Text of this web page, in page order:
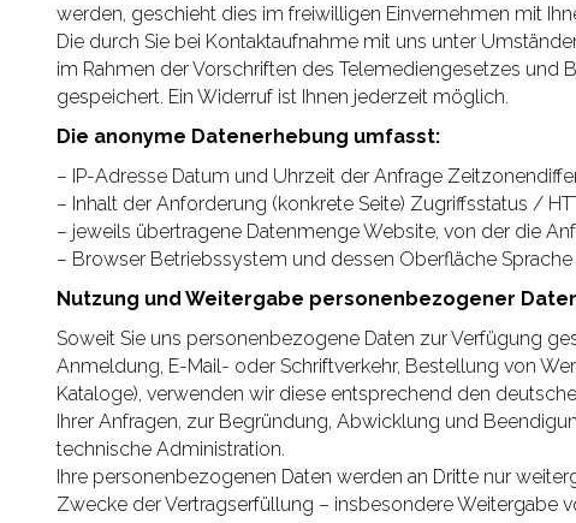
werden, geschieht dies im freiwilligen Einvernehmen mit
Die durch Sie bei Kontaktaufnahme mit uns unter
im Rahmen der Vorschriften des Telemediengesetzes
gespeichert. Ein Widerruf ist Ihnen jederzeit möglich.
Die anonyme Datenerhebung umfasst:
– IP-Adresse Datum und Uhrzeit der Anfrage
– Inhalt der Anforderung (konkrete Seite) Zugriffsstatus /
– jeweils übertragene Datenmenge Website, von der die
– Browser Betriebssystem und dessen Oberfläche
Nutzung und Weitergabe personenbezogener
Soweit Sie uns personenbezogene Daten zur Verfügung
Anmeldung, E-Mail- oder Schriftverkehr, Bestellung von
Kataloge), verwenden wir diese entsprechend den
Ihrer Anfragen, zur Begründung, Abwicklung und
technische Administration.
Ihre personenbezogenen Daten werden an Dritte nur
Zwecke der Vertragserfüllung – insbesondere Weitergabe